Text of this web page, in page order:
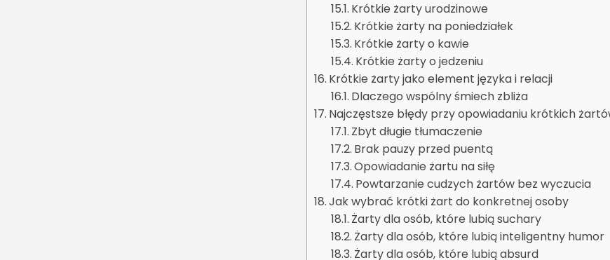
Krótkie żarty urodzinowe
Krótkie żarty na poniedziałek
Krótkie żarty o kawie
Krótkie żarty o jedzeniu
Krótkie żarty jako element języka i relacji
Dlaczego wspólny śmiech zbliża
Najczęstsze błędy przy opowiadaniu krótkich
Zbyt długie tłumaczenie
Brak pauzy przed puentą
Opowiadanie żartu na siłę
Powtarzanie cudzych żartów bez wyczucia
Jak wybrać krótki żart do konkretnej osoby
Żarty dla osób, które lubią suchary
Żarty dla osób, które lubią inteligentny humor
Żarty dla osób, które lubią absurd